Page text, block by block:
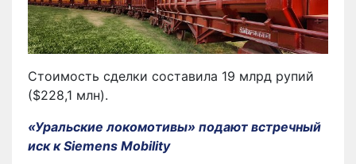
Стоимость сделки составила 19 млрд рупий
($228,1 млн).
«Уральские локомотивы» подают встречный
иск к Siemens Mobility